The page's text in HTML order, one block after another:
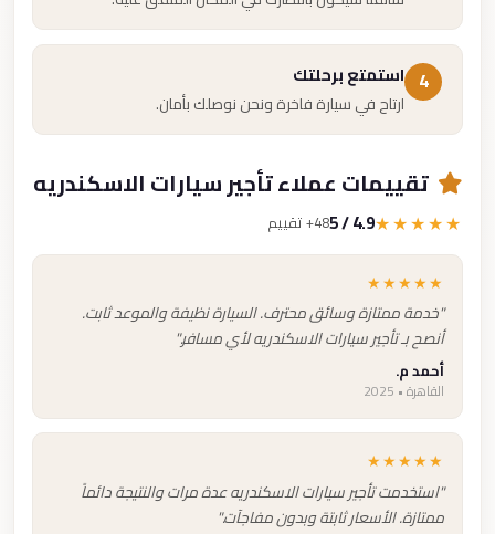
4 استمتع برحلتك
ارتاح في سيارة فاخرة ونحن نوصلك بأمان.
تقييمات عملاء تأجير سيارات الاسكندريه
★★★★★
4.9 / 5 48+ تقييم
★★★★★
"خدمة ممتازة وسائق محترف. السيارة نظيفة والموعد ثابت.
أنصح بـ تأجير سيارات الاسكندريه لأي مسافر."
أحمد م.
القاهرة • 2025
★★★★★
"استخدمت تأجير سيارات الاسكندريه عدة مرات والنتيجة دائماً
ممتازة. الأسعار ثابتة وبدون مفاجآت."